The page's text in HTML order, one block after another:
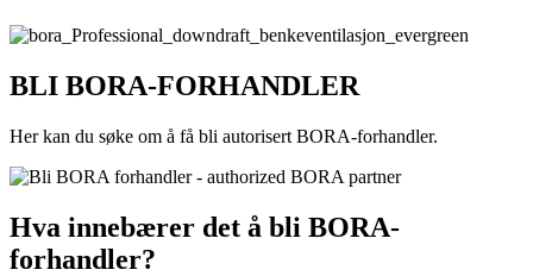
BLI BORA-FORHANDLER
Her kan du søke om å få bli autorisert BORA-forhandler.
Hva innebærer det å bli BORA-
forhandler?